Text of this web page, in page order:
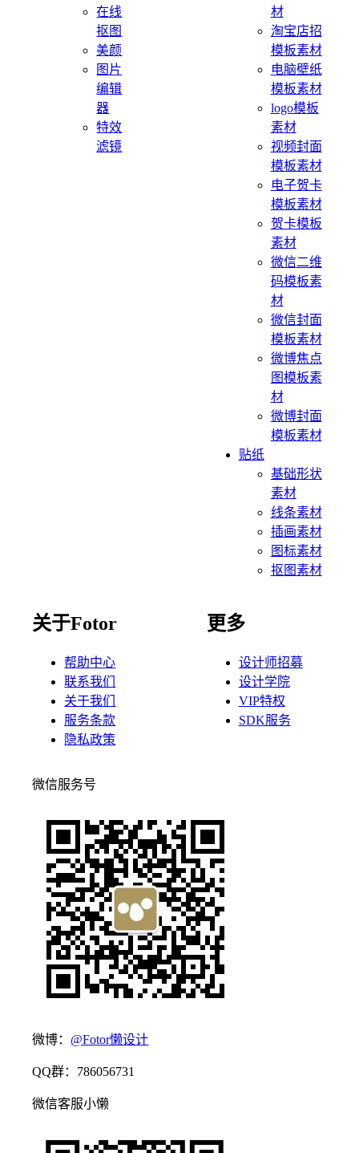
在线
抠图
美颜
图片
编辑
器
特效
滤镜
材
淘宝店招
模板素材
电脑壁纸
模板素材
logo模板
素材
视频封面
模板素材
电子贺卡
模板素材
贺卡模板
素材
微信二维
码模板素
材
微信封面
模板素材
微博焦点
图模板素
材
微博封面
模板素材
贴纸
基础形状
素材
线条素材
插画素材
图标素材
抠图素材
关于Fotor
帮助中心
联系我们
关于我们
服务条款
隐私政策
更多
设计师招募
设计学院
VIP特权
SDK服务
微信服务号
微博： @Fotor懒设计
QQ群：786056731
微信客服小懒